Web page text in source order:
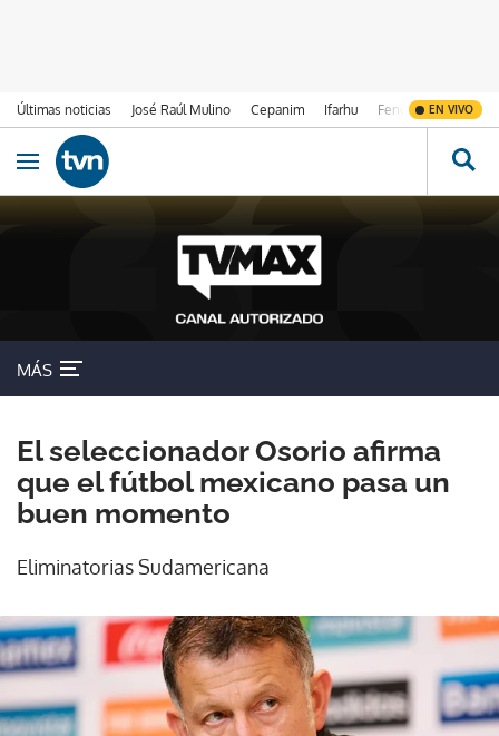
Últimas noticias José Raúl Mulino Cepanim Ifarhu Fenómeno de El
EN VIVO
Ir al contenido
Obrir navegació
MÁS
El seleccionador Osorio afirma
que el fútbol mexicano pasa un
buen momento
Eliminatorias Sudamericana